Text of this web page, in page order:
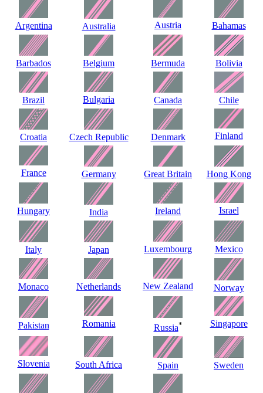
Argentina Australia Austria Bahamas
Barbados Belgium Bermuda Bolivia
Brazil Bulgaria Canada Chile
Croatia Czech Republic Denmark Finland
France Germany Great Britain Hong Kong
Hungary India Ireland Israel
Italy Japan Luxembourg Mexico
Monaco Netherlands New Zealand Norway
Pakistan Romania Russia* Singapore
Slovenia South Africa Spain Sweden